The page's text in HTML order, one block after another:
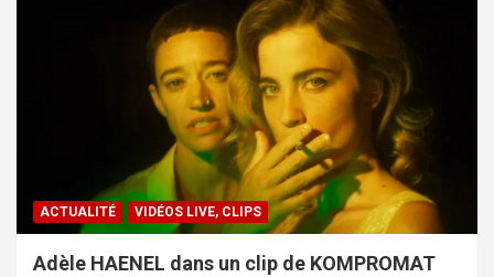
ACTUALITÉ VIDÉOS LIVE, CLIPS
Adèle HAENEL dans un clip de KOMPROMAT